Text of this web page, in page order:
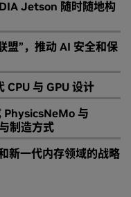
Jetson 随时随地构
盟”，推动 AI 安全和保
CPU 与 GPU 设计
与
制造方式
新一代内存领域的战略